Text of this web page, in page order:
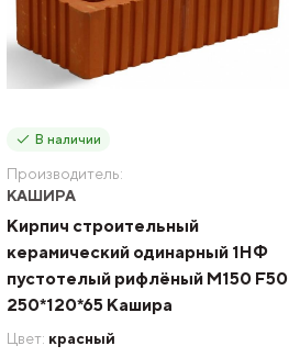
В наличии
Производитель:
КАШИРА
Кирпич строительный
керамический одинарный 1НФ
пустотелый рифлёный М150 F50
250*120*65 Кашира
Цвет: красный